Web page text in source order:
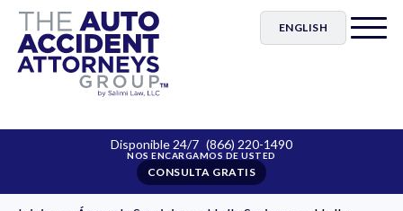
ENGLISH
Disponible 24/7 (866) 220-1490
CONSULTA GRATIS